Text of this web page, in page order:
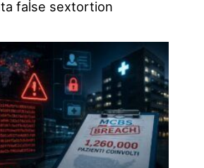
false sextortion